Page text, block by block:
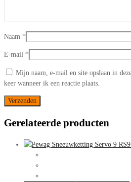
Naam *
E-mail *
Mijn naam, e-mail en site opslaan in
keer wanneer ik een reactie plaats.
Gerelateerde producten